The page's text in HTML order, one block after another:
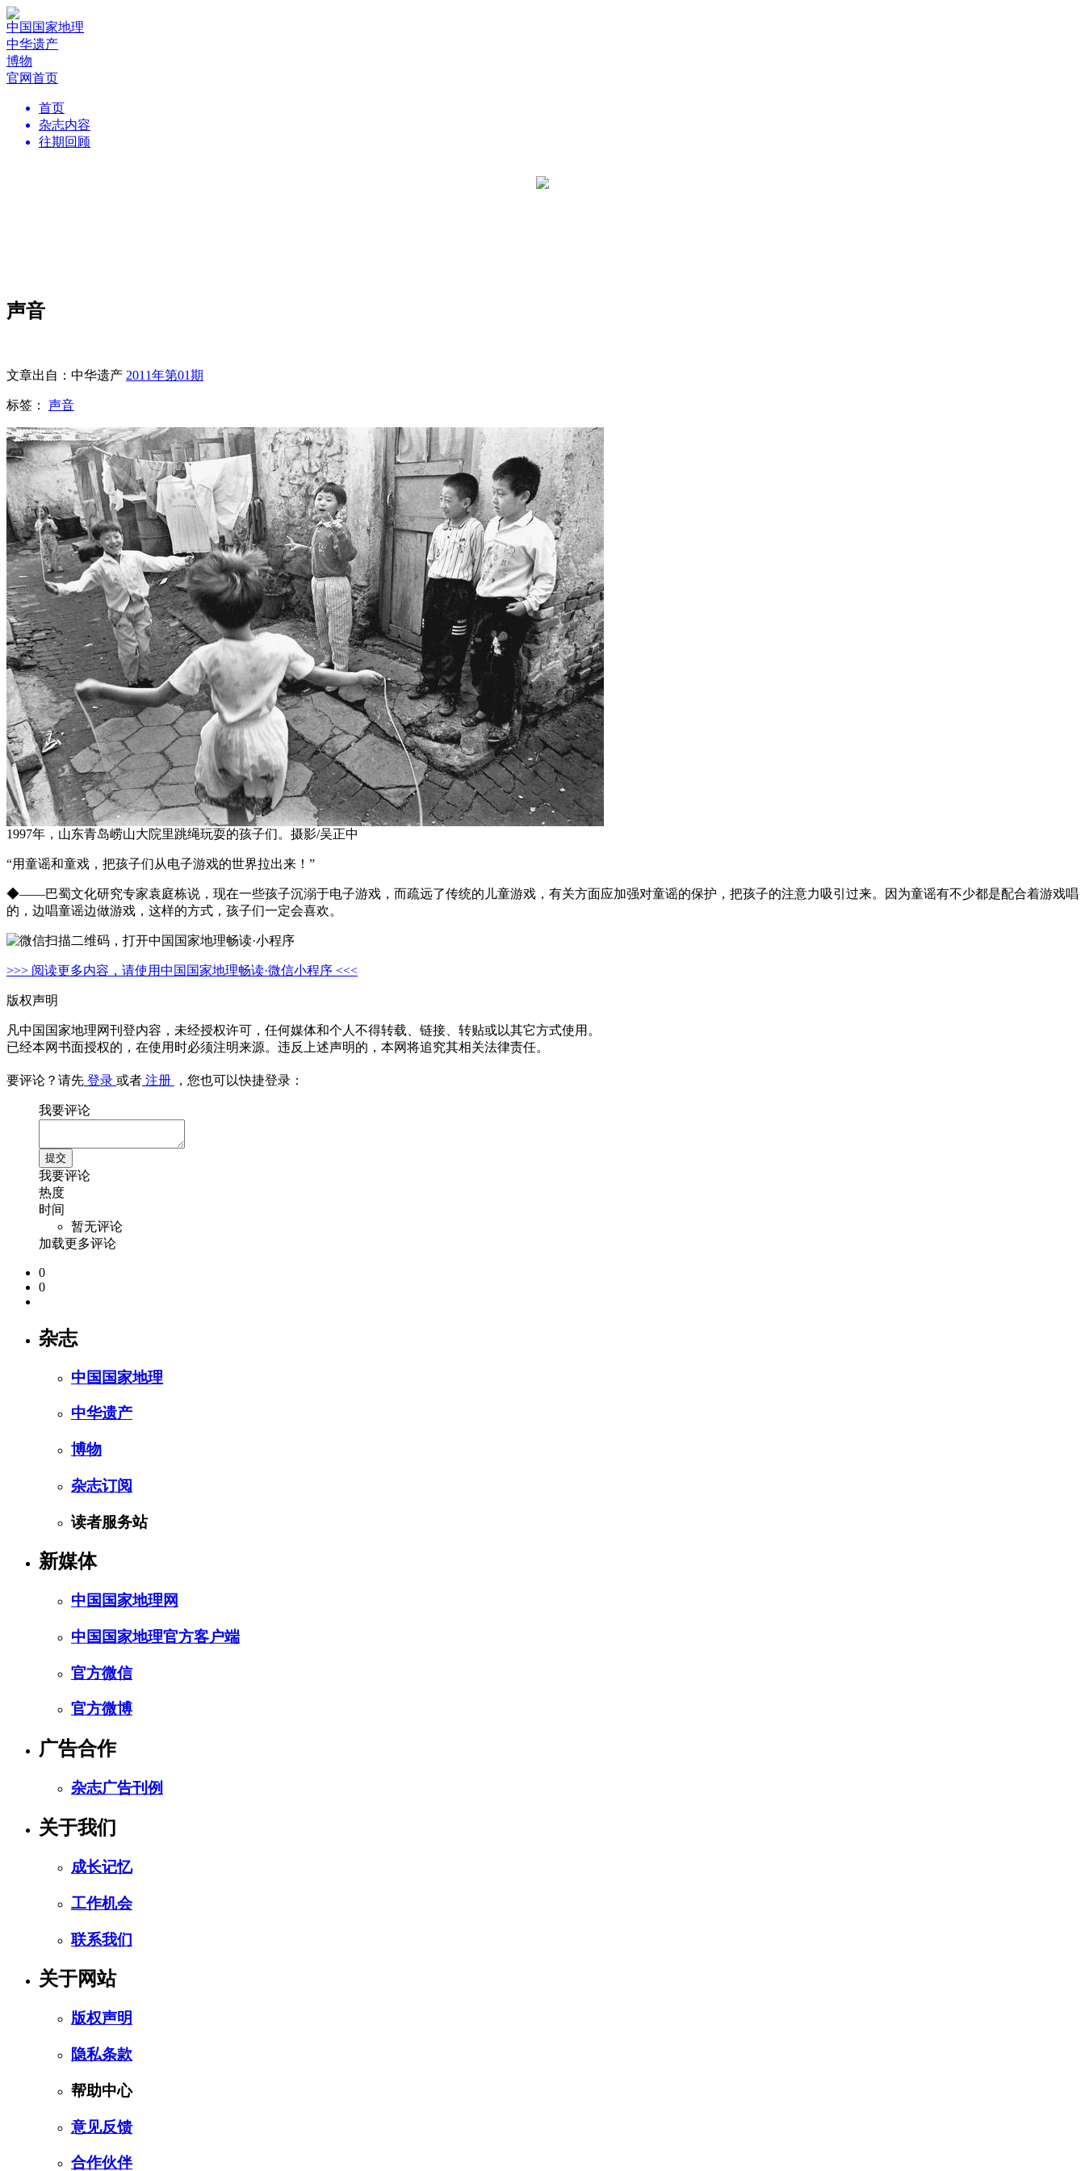
中国国家地理
中华遗产
博物
官网首页
首页
杂志内容
往期回顾
声音
文章出自：中华遗产 2011年第01期
标签： 声音
1997年，山东青岛崂山大院里跳绳玩耍的孩子们。摄影/吴正中
“用童谣和童戏，把孩子们从电子游戏的世界拉出来！”
◆——巴蜀文化研究专家袁庭栋说，现在一些孩子沉溺于电子游戏，而疏远了传统的儿童游戏，有关方面应加强对童谣的保护，把孩子的注意力吸引过来。因为童谣有不少都是配合着游戏唱
的，边唱童谣边做游戏，这样的方式，孩子们一定会喜欢。
>>> 阅读更多内容，请使用中国国家地理畅读·微信小程序 <<<
版权声明
凡中国国家地理网刊登内容，未经授权许可，任何媒体和个人不得转载、链接、转贴或以其它方式使用。
已经本网书面授权的，在使用时必须注明来源。违反上述声明的，本网将追究其相关法律责任。
要评论？请先 登录 或者 注册 ，您也可以快捷登录：
我要评论
我要评论
热度
时间
暂无评论
加载更多评论
0
0
杂志
中国国家地理
中华遗产
博物
杂志订阅
读者服务站
新媒体
中国国家地理网
中国国家地理官方客户端
官方微信
官方微博
广告合作
杂志广告刊例
关于我们
成长记忆
工作机会
联系我们
关于网站
版权声明
隐私条款
帮助中心
意见反馈
合作伙伴